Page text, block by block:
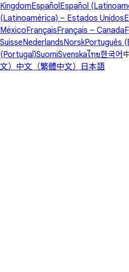
KingdomEspañol Español
(Latinoamérica) – Estados Unidos
MéxicoFrançaisFrançais – Canada
SuisseNederlandsNorskPortuguês
(Portugal)SuomiSvenskaไทย한국어
文） 中文（繁體中文） 日本語